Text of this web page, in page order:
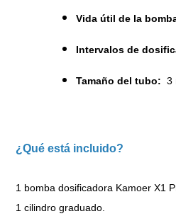
Vida útil de la
Intervalos de
Tamaño del tubo: 3
¿Qué está incluido?
1 bomba dosificadora Kamoer X1
1 cilindro graduado.